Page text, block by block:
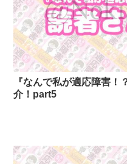
『なんで私が適応障害
介！part5